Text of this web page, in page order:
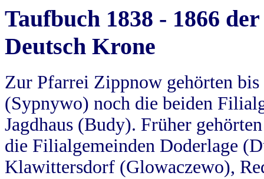
Taufbuch 1838 - 1866
Deutsch Krone
Zur Pfarrei Zippnow gehörten
(Sypnywo) noch die beiden
Jagdhaus (Budy). Früher
die Filialgemeinden Doderlage
Klawittersdorf (Glowaczewo),